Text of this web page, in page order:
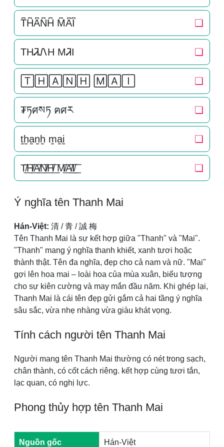
T͆H͆A͆N͆H͆ M͆A͆I͆ ❏
THᏘᏁH MᏘI ❏
🅃🄷🄰🄽🄷 🄼🄰🄸 ❏
₮ཏศསཏ ฅศར ❏
t̠h̠a̠n̠h̠ m̠a̠i̠ ❏
T̸͟͞H̸͟͞A̸͟͞N̸͟͞H̸͟͞ M̸͟͞A̸͟͞I̸͟͞ ❏
Ý nghĩa tên Thanh Mai
Hán-Việt: 清 / 青 / 誠 梅
Tên Thanh Mai là sự kết hợp giữa "Thanh" và "Mai".
"Thanh" mang ý nghĩa thanh khiết, xanh tươi hoặc
thành thật. Tên đa nghĩa, đẹp cho cả nam và nữ. "Mai"
gợi lên hoa mai – loài hoa của mùa xuân, biểu tượng
cho sự kiên cường và may mắn đầu năm. Khi ghép lại,
Thanh Mai là cái tên đẹp gửi gắm cả hai tầng ý nghĩa
sâu sắc, vừa nhẹ nhàng vừa giàu khát vọng.
Tính cách người tên Thanh Mai
Người mang tên Thanh Mai thường có nét trong sạch,
chân thành, có cốt cách riêng. kết hợp cùng tươi tắn,
lạc quan, có nghị lực.
Phong thủy hợp tên Thanh Mai
Nguồn gốc Hán-Việt